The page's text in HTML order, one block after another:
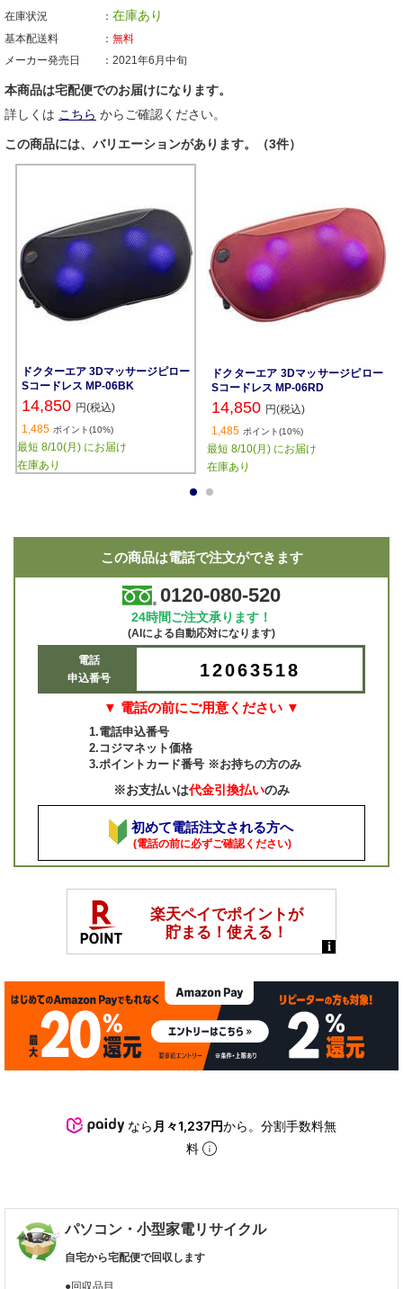
在庫状況
在庫あり
基本配送料
無料
メーカー発売日
2021年6月中旬
本商品は宅配便でのお届けになります。
詳しくは こちら からご確認ください。
この商品には、バリエーションがあります。（3件）
ドクターエア 3Dマッサージピロー
Sコードレス MP-06BK
14,850 円(税込)
1,485 ポイント(10%)
最短 8/10(月) にお届け
在庫あり
ドクターエア 3Dマッサージピロー
Sコードレス MP-06RD
14,850 円(税込)
1,485 ポイント(10%)
最短 8/10(月) にお届け
在庫あり
この商品は電話で注文ができます
0120-080-520
24時間ご注文承ります！
(AIによる自動応対になります)
電話
申込番号
12063518
▼ 電話の前にご用意ください ▼
1.電話申込番号
2.コジマネット価格
3.ポイントカード番号 ※お持ちの方のみ
※お支払いは代金引換払いのみ
初めて電話注文される方へ
(電話の前に必ずご確認ください)
なら 月々1,237円から。分割手数料無
料
パソコン・小型家電リサイクル
自宅から宅配便で回収します
●回収品目